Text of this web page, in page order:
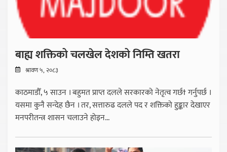
बाह्य शक्तिको चलखेल देशको निम्ति खतरा
श्रावण ५, २०८३
काठमाडौँ, ५ साउन । बहुमत प्राप्त दलले सरकारको नेतृत्व गर्छ† गर्नुपर्छ ।
यसमा कुनै सन्देह छैन । तर, सत्तारुढ दलले पद र शक्तिको हुङ्कार देखाएर
मनपरीतन्त्र शासन चलाउने होइन...